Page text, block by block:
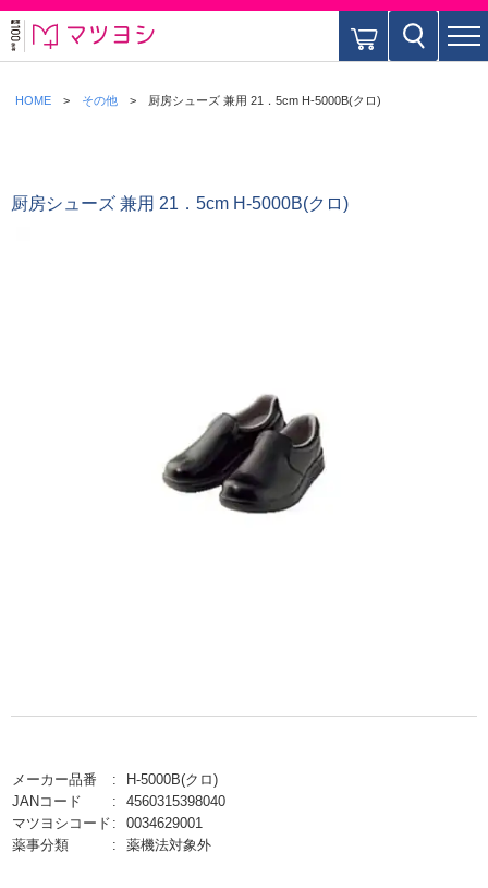
HOME その他 厨房シューズ 兼用 21．5cm H-5000B(クロ)
厨房シューズ 兼用 21．5cm H-5000B(クロ)
メーカー品番
H-5000B(クロ)
JANコード
4560315398040
マツヨシコード
0034629001
薬事分類
薬機法対象外